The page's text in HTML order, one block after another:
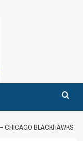
CHICAGO BLACKHAWKS